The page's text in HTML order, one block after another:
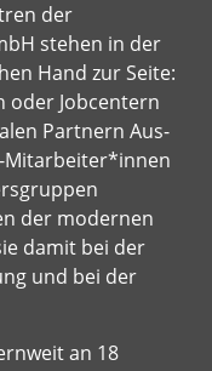
der
stehen in der
Hand zur Seite:
oder Jobcentern
Partnern Aus-
Mitarbeiter*innen
der modernen
damit bei der
und bei der
an 18